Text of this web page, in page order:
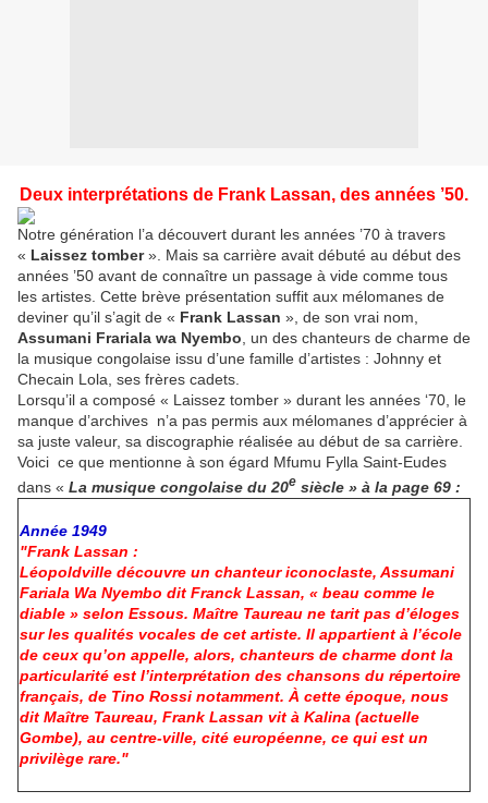
Deux interprétations de Frank Lassan, des années ’50.
Notre génération l’a découvert durant les années ’70 à travers
« Laissez tomber». Mais sa carrière avait débuté au début des
années ’50 avant de connaître un passage à vide comme tous
les artistes. Cette brève présentation suffit aux mélomanes de
deviner qu’il s’agit de « Frank Lassan », de son vrai nom,
Assumani Frariala wa Nyembo , un des chanteurs de charme de
la musique congolaise issu d’une famille d’artistes : Johnny et
Checain Lola, ses frères cadets.
Lorsqu’il a composé « Laissez tomber » durant les années ‘70, le
manque d’archives n’a pas permis aux mélomanes d’apprécier à
sa juste valeur, sa discographie réalisée au début de sa carrière.
Voici ce que mentionne à son égard Mfumu Fylla Saint-Eudes
dans « La musique congolaise du 20e siècle » à la page 69 :
Année 1949
"Frank Lassan :
Léopoldville découvre un chanteur iconoclaste, Assumani
Fariala Wa Nyembo dit Franck Lassan, « beau comme le
diable » selon Essous. Maître Taureau ne tarit pas d’éloges
sur les qualités vocales de cet artiste. Il appartient à l’école
de ceux qu’on appelle, alors, chanteurs de charme dont la
particularité est l’interprétation des chansons du répertoire
français, de Tino Rossi notamment. À cette époque, nous
dit Maître Taureau, Frank Lassan vit à Kalina (actuelle
Gombe), au centre-ville, cité européenne, ce qui est un
privilège rare."